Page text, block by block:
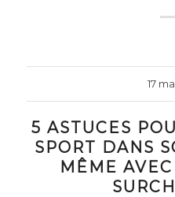
17
5 ASTUCES
SPORT DANS
MÊME